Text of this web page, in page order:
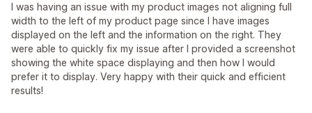
I was having an issue with my product images not aligning full
width to the left of my product page since I have images
displayed on the left and the information on the right. They
were able to quickly fix my issue after I provided a screenshot
showing the white space displaying and then how I would
prefer it to display. Very happy with their quick and efficient
results!